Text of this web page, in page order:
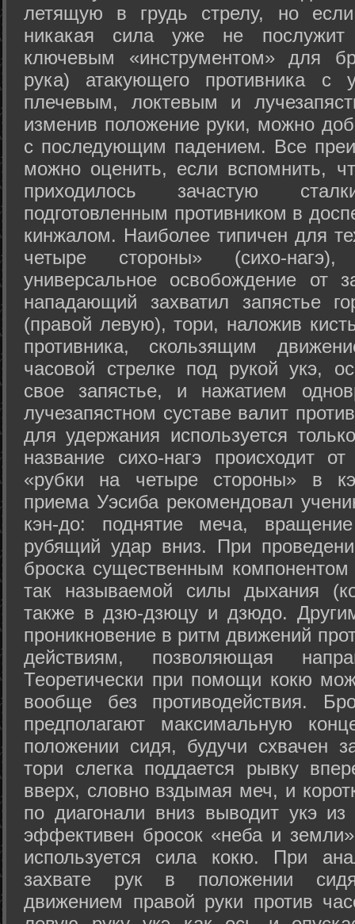
летящую в грудь стрелу, но
никакая сила уже не
ключевым «инструментом» для
рука) атакующего противника с
плечевым, локтевым и
изменив положение руки, можно
с последующим падением. Все
можно оценить, если вспомнить,
приходилось зачастую
подготовленным противником в
кинжалом. Наиболее типичен для
четыре стороны» (сихо-
универсальное освобождение от
нападающий захватил запястье
(правой левую), тори, наложив
противника, скользящим
часовой стрелке под рукой укэ,
свое запястье, и нажатием
лучезапястном суставе валит
для удержания используется
название сихо-нагэ происходит
«рубки на четыре стороны» в
приема Уэсиба рекомендовал
кэн-до: поднятие меча,
рубящий удар вниз. При
броска существенным компонентом
так называемой силы дыхания
также в дзю-дзюцу и дзюдо.
проникновение в ритм движений
действиям, позволяющая
Теоретически при помощи кокю
вообще без противодействия.
предполагают максимальную
положении сидя, будучи схвачен
тори слегка поддается рывку
вверх, словно вздымая меч, и
по диагонали вниз выводит укэ
эффективен бросок «неба и
используется сила кокю. При
захвате рук в положении
движением правой руки против